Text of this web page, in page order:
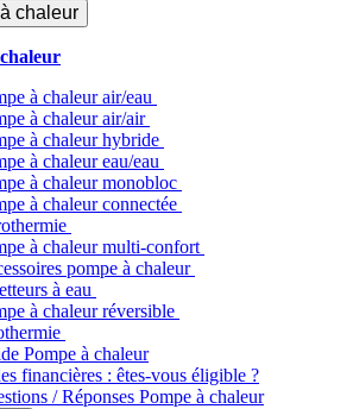
chaleur
à chaleur air/eau
à chaleur air/air
à chaleur hybride
à chaleur​ eau/eau
à chaleur monobloc
à chaleur connectée
à chaleur multi-confort
pompe à chaleur
à eau
à chaleur réversible
Pompe à chaleur
financières : êtes-vous éligible ?
/ Réponses Pompe à chaleur